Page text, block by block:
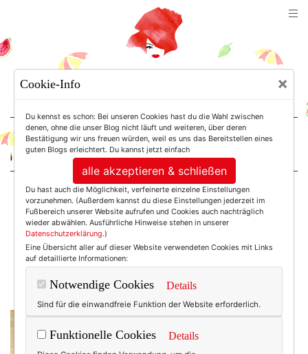
For Women. Not Girls.
Einträge mit dem
Tag: Prada
Cookie-Info ×
Du kennst es schon: Bei unseren Cookies hast du die Wahl zwischen
denen, ohne die unser Blog nicht läuft und weiteren, über deren
Bestätigung wir uns freuen würden, weil es uns das Bereitstellen eines
guten Blogs erleichtert. Du kannst jetzt einfach
alle akzeptieren & schließen
Du hast auch die Möglichkeit, verfeinerte einzelne Einstellungen
vorzunehmen. (Außerdem kannst du diese Einstellungen jederzeit im
Fußbereich unserer Website aufrufen und Cookies auch nachträglich
wieder abwählen. Ausführliche Hinweise stehen in unserer
Datenschutzerklärung.)
Eine Übersicht aller auf dieser Website verwendeten Cookies mit Links
auf detaillierte Informationen:
Notwendige Cookies Details
Sind für die einwandfreie Funktion der Website erforderlich.
Funktionelle Cookies Details